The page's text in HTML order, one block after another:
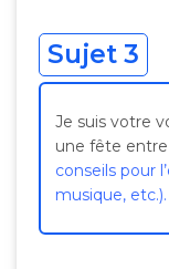
Sujet 3
Je suis votre
une fête entre
conseils pour
musique, etc.).